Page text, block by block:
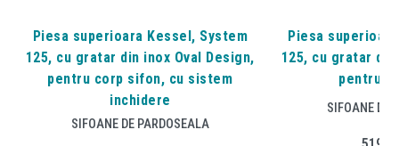
Piesa superioara Kessel, System
125, cu gratar din inox Oval Design,
pentru corp sifon, cu sistem
inchidere
SIFOANE DE PARDOSEALA
Piesa
125, cu gratar
pentru
SIFOANE DE